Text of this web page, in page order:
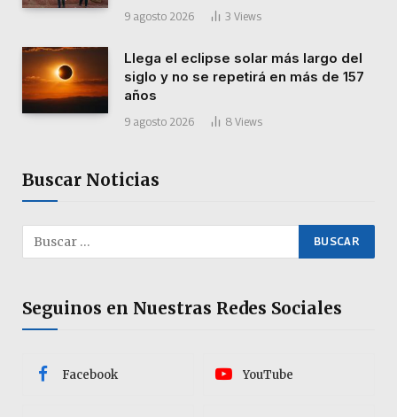
9 agosto 2026 3 Views
Llega el eclipse solar más largo del
siglo y no se repetirá en más de 157
años
9 agosto 2026 8 Views
Buscar Noticias
Seguinos en Nuestras Redes Sociales
Facebook YouTube